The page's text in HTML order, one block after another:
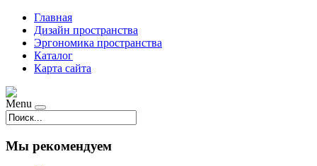
Главная
Дизайн пространства
Эргономика пространства
Каталог
Карта сайта
Menu
Мы рекомендуем